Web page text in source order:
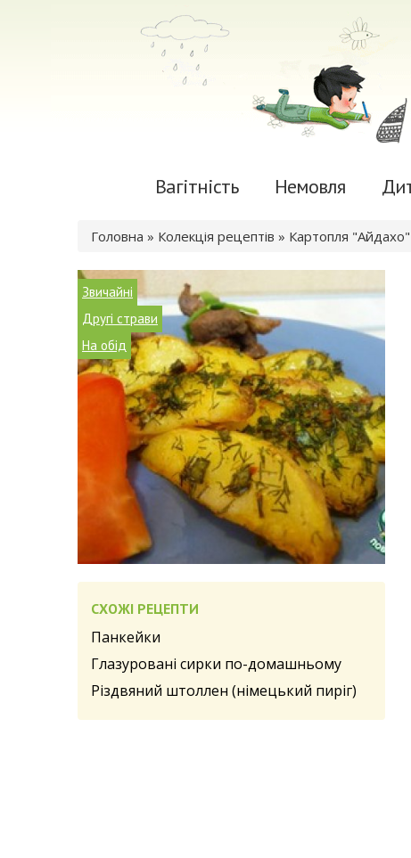
Вагітність Немовля
Ви є тут
Головна » Колекція рецептів » Картопля "Айдахо"
Звичайні
Другі страви
На обід
СХОЖІ РЕЦЕПТИ
Панкейки
Глазуровані сирки по-домашньому
Різдвяний штоллен (німецький пиріг)